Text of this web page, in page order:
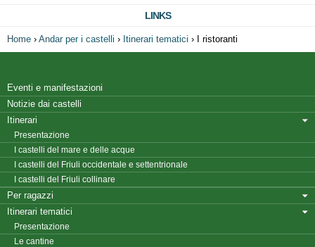
LINKS
Home › Andar per i castelli › Itinerari tematici › I ristoranti
Eventi e manifestazioni
Notizie dai castelli
Itinerari
Presentazione
I castelli del mare e delle acque
I castelli del Friuli occidentale e settentrionale
I castelli del Friuli collinare
Per ragazzi
Itinerari tematici
Presentazione
Le cantine